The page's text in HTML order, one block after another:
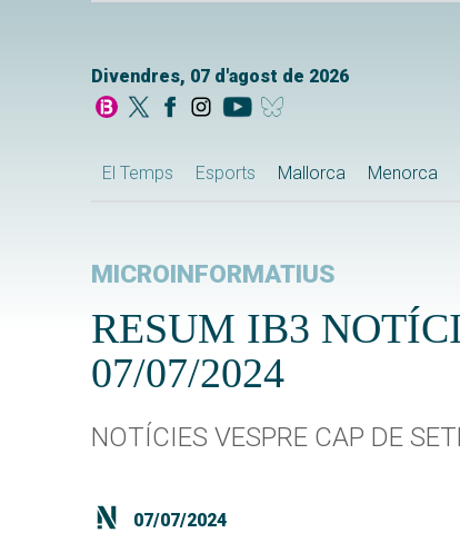
Divendres, 07 d'agost de 2026
El Temps Esports Mallorca Menorca
MICROINFORMATIUS
RESUM IB3
07/07/2024
NOTÍCIES VESPRE CAP DE
07/07/2024